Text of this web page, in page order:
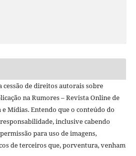
de direitos autorais sobre
na Rumores – Revista Online de
Mídias. Entendo que o conteúdo do
inclusive cabendo
para uso de imagens,
de terceiros que, porventura, venham